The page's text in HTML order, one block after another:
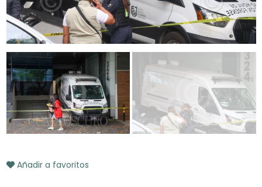
Añadir a favoritos